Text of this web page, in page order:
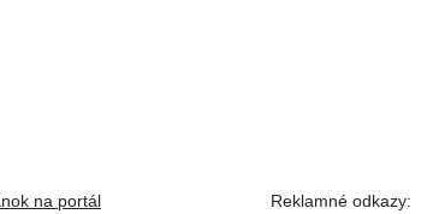
na portál
Reklamné odkazy: